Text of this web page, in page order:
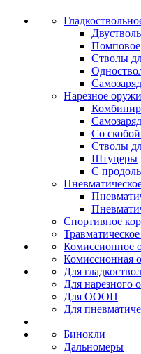
Помповое
Стволы
Нарезное
Со
Стволы
Штуцеры
С
Спортивное
Комиссионное
Комиссионная
Для
Для нарезного
Для ОООП
Для
Бинокли
Дальномеры